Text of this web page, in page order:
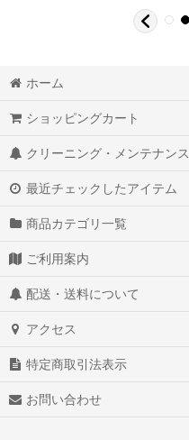
ホーム
ショッピングカート
クリーニング・メンテナンス
最近チェックしたアイテム
商品カテゴリ一覧
ご利用案内
配送・送料について
アクセス
特定商取引法表示
お問い合わせ